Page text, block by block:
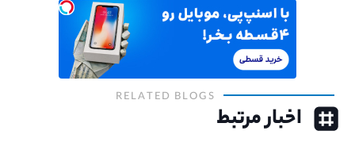
RELATED BLOGS
اخبار مرتبط